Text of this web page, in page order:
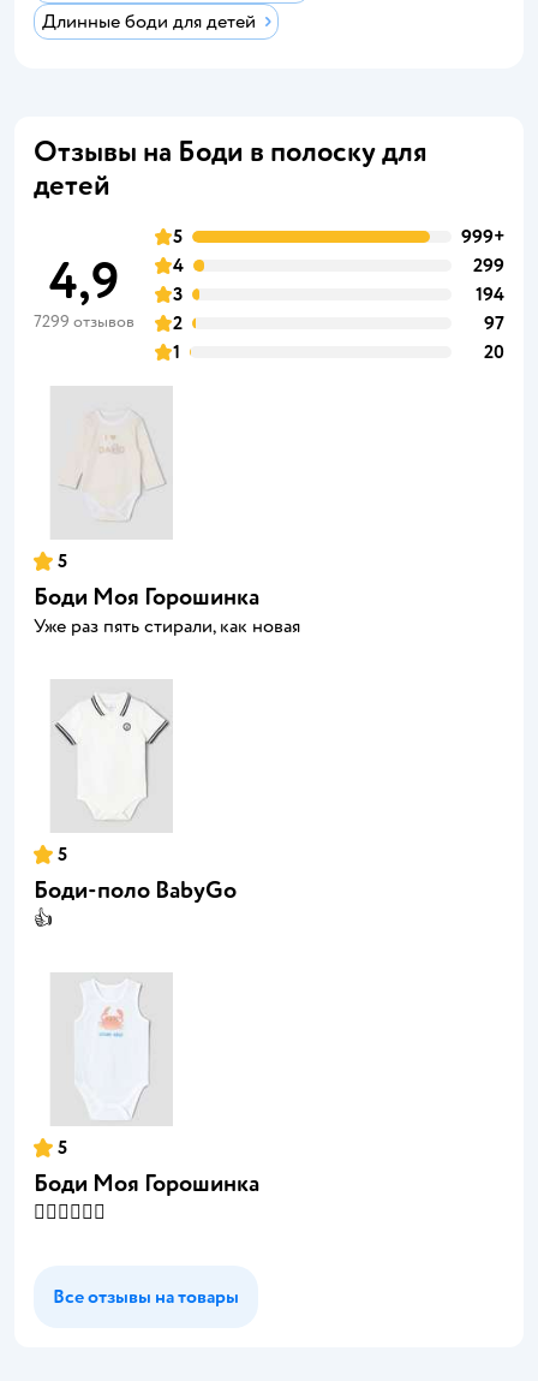
Длинные боди для детей
Отзывы на Боди в полоску для
детей
4,9
7299 отзывов
5
999+
4
299
3
194
2
97
1
20
5
Боди Моя Горошинка
Уже раз пять стирали, как новая
5
Боди-поло BabyGo
👍
5
Боди Моя Горошинка
👍🏻👍🏻👍🏻
Все отзывы на товары